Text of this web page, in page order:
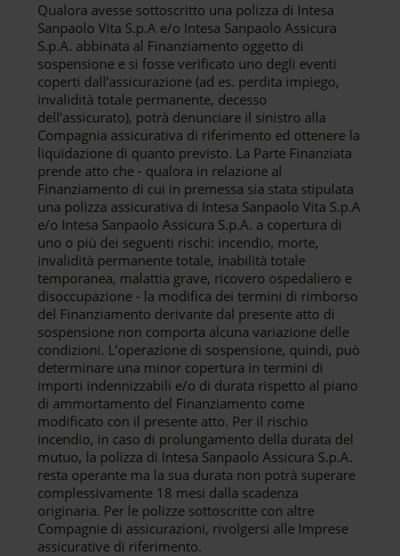
Qualora avesse sottoscritto una polizza di Intesa
Sanpaolo Vita S.p.A e/o Intesa Sanpaolo Assicura
S.p.A. abbinata al Finanziamento oggetto di
sospensione e si fosse verificato uno degli eventi
coperti dall’assicurazione (ad es. perdita impiego,
invalidità totale permanente, decesso
dell’assicurato), potrà denunciare il sinistro alla
Compagnia assicurativa di riferimento ed ottenere la
liquidazione di quanto previsto. La Parte Finanziata
prende atto che - qualora in relazione al
Finanziamento di cui in premessa sia stata stipulata
una polizza assicurativa di Intesa Sanpaolo Vita S.p.A
e/o Intesa Sanpaolo Assicura S.p.A. a copertura di
uno o più dei seguenti rischi: incendio, morte,
invalidità permanente totale, inabilità totale
temporanea, malattia grave, ricovero ospedaliero e
disoccupazione - la modifica dei termini di rimborso
del Finanziamento derivante dal presente atto di
sospensione non comporta alcuna variazione delle
condizioni. L’operazione di sospensione, quindi, può
determinare una minor copertura in termini di
importi indennizzabili e/o di durata rispetto al piano
di ammortamento del Finanziamento come
modificato con il presente atto. Per il rischio
incendio, in caso di prolungamento della durata del
mutuo, la polizza di Intesa Sanpaolo Assicura S.p.A.
resta operante ma la sua durata non potrà superare
complessivamente 18 mesi dalla scadenza
originaria. Per le polizze sottoscritte con altre
Compagnie di assicurazioni, rivolgersi alle Imprese
assicurative di riferimento.